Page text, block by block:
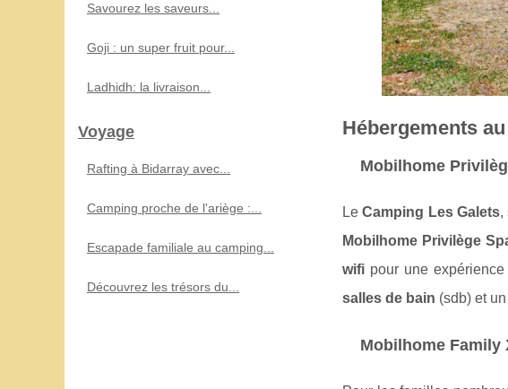
Hébergements
Mobilhome
LeCamping Les Galets,
Mobilhome Privilège
wifi pour une
salles de bain (sdb) et
Mobilhome Family
Savourez les saveurs...
Goji : un super fruit pour...
Ladhidh: la livraison...
Voyage
Rafting à Bidarray avec...
Camping proche de l'ariège :...
Escapade familiale au camping...
Découvrez les trésors du...